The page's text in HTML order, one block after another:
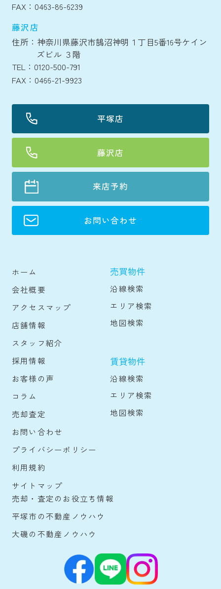
FAX：0463-86-6239
藤沢店
住所：神奈川県藤沢市鵠沼神明１丁目5番16号ケイン
ズビル ３階
TEL：0120-500-791
FAX：0466-21-9923
平塚店
藤沢店
来店予約
お問い合わせ
ホーム
会社概要
アクセスマップ
店舗情報
スタッフ紹介
採用情報
お客様の声
コラム
売却査定
お問い合わせ
プライバシーポリシー
利用規約
サイトマップ
売買物件
沿線検索
エリア検索
地図検索
賃貸物件
沿線検索
エリア検索
地図検索
売却・査定のお役立ち情報
平塚市の不動産ノウハウ
大磯の不動産ノウハウ